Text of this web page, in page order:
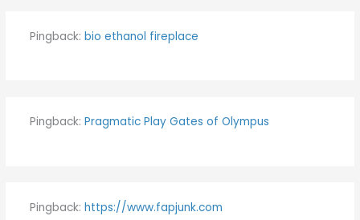
Pingback: bio ethanol fireplace
Pingback: Pragmatic Play Gates of Olympus
Pingback: https://www.fapjunk.com